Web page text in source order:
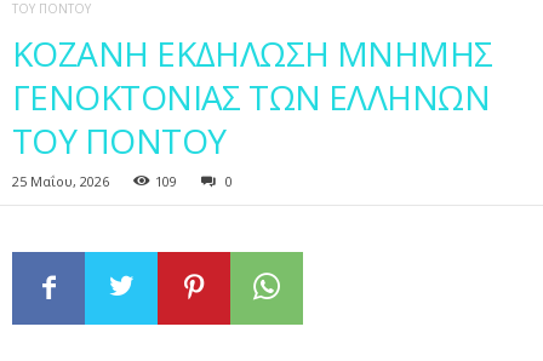
ΤΟΥ ΠΟΝΤΟΥ
ΚΟΖΑΝΗ ΕΚΔΗΛΩΣΗ ΜΝΗΜΗΣ
ΓΕΝΟΚΤΟΝΙΑΣ ΤΩΝ ΕΛΛΗΝΩΝ
ΤΟΥ ΠΟΝΤΟΥ
25 Μαΐου, 2026 109 0